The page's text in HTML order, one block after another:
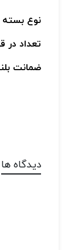
نوع بسته
تعداد در
ضمانت
دیدگاه ها